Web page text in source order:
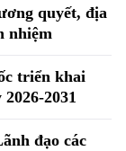
quyết, địa
nhiệm
triển khai
2031
đạo các